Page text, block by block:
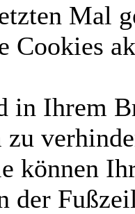
Mal
Cookies
in Ihrem
können
der